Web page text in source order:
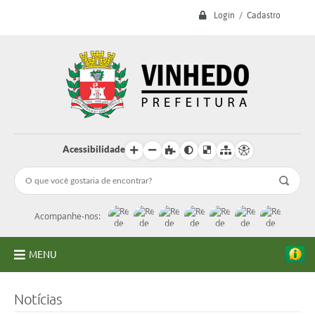
Login / Cadastro
Acessibilidade
Acompanhe-nos:
MENU
Notícias